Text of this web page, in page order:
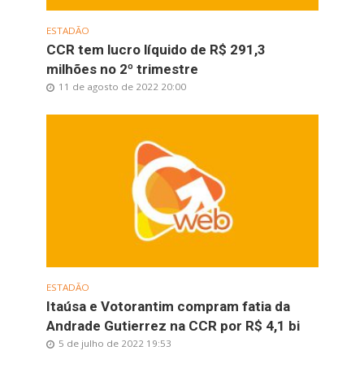
ESTADÃO
CCR tem lucro líquido de R$ 291,3
milhões no 2º trimestre
11 de agosto de 2022 20:00
ESTADÃO
Itaúsa e Votorantim compram fatia da
Andrade Gutierrez na CCR por R$ 4,1 bi
5 de julho de 2022 19:53